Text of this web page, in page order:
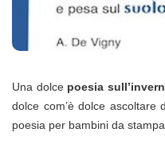
Una dolce poesia
dolce com’è dolce
poesia per bambini da